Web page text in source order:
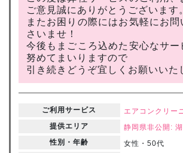
ご意見誠にありがとうございます
またお困りの際にはお気軽にお
さいませ！
今後もまごころ込めた安心なサー
努めてまいりますので
引き続きどうぞ宜しくお願いいた
ご利用サービス
エアコンクリー
提供エリア
静岡県非公開:
性別・年齢
女性・50代